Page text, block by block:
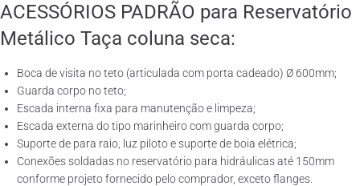
ACESSÓRIOS PADRÃO para Reservatório
Metálico Taça coluna seca:
Boca de visita no teto (articulada com porta cadeado) Ø 600mm;
Guarda corpo no teto;
Escada interna fixa para manutenção e limpeza;
Escada externa do tipo marinheiro com guarda corpo;
Suporte de para raio, luz piloto e suporte de boia elétrica;
Conexões soldadas no reservatório para hidráulicas até 150mm
conforme projeto fornecido pelo comprador, exceto flanges.